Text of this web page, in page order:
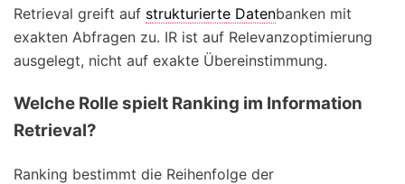
Retrieval greift auf strukturierte Datenbanken mit
exakten Abfragen zu. IR ist auf Relevanzoptimierung
ausgelegt, nicht auf exakte Übereinstimmung.
Welche Rolle spielt Ranking im Information
Retrieval?
Ranking bestimmt die Reihenfolge der